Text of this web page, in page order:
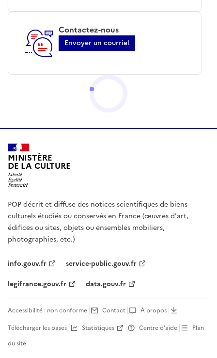
Contactez-nous
Envoyer un courriel
MINISTÈRE
DE LA CULTURE
POP décrit et diffuse des notices scientifiques de biens
culturels étudiés ou conservés en France (œuvres d'art,
édifices ou sites, objets ou ensembles mobiliers,
photographies, etc.)
info.gouv.fr
service-public.gouv.fr
legifrance.gouv.fr
data.gouv.fr
Accessibilité : non conforme Contact
À propos
Télécharger les bases
Statistiques Centre d’aide
Plan
du site